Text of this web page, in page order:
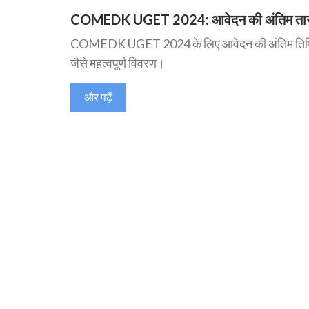
COMEDK UGET 2024: आवेदन की अंतिम
COMEDK UGET 2024 के लिए आवेदन की अंतिम
जैसे महत्वपूर्ण विवरण।
और पढ़ें